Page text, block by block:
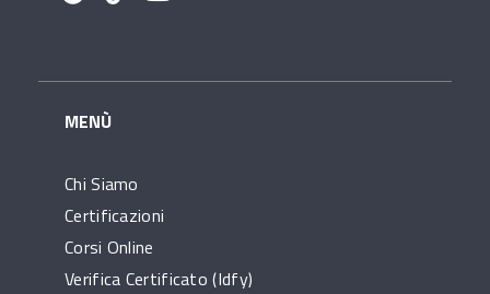
MENÙ
Chi Siamo
Certificazioni
Corsi Online
Verifica Certificato (idfy)